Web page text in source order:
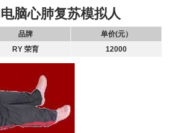
脑心肺复苏模拟人
品牌
单价(元）
RY 荣育 12000